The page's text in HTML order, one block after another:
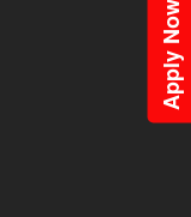
Apply Now